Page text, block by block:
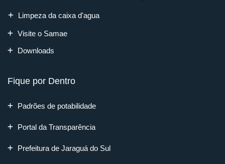
Limpeza da caixa d'agua
Visite o Samae
Downloads
Fique por Dentro
Padrões de potabilidade
Portal da Transparência
Prefeitura de Jaraguá do Sul